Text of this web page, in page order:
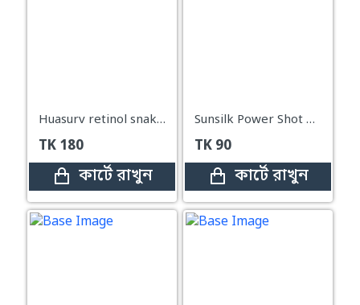
Huasurv retinol snake venom gold mask
TK 180
কার্টে রাখুন
Sunsilk Power Shot Treatment For Damage Repair 20ml
TK 90
কার্টে রাখুন